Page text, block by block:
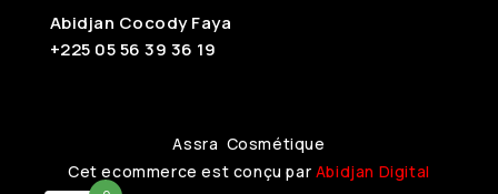
Abidjan Cocody Faya
+225 05 56 39 36 19
Assra Cosmétique
Cet ecommerce est conçu par Abidjan Digital